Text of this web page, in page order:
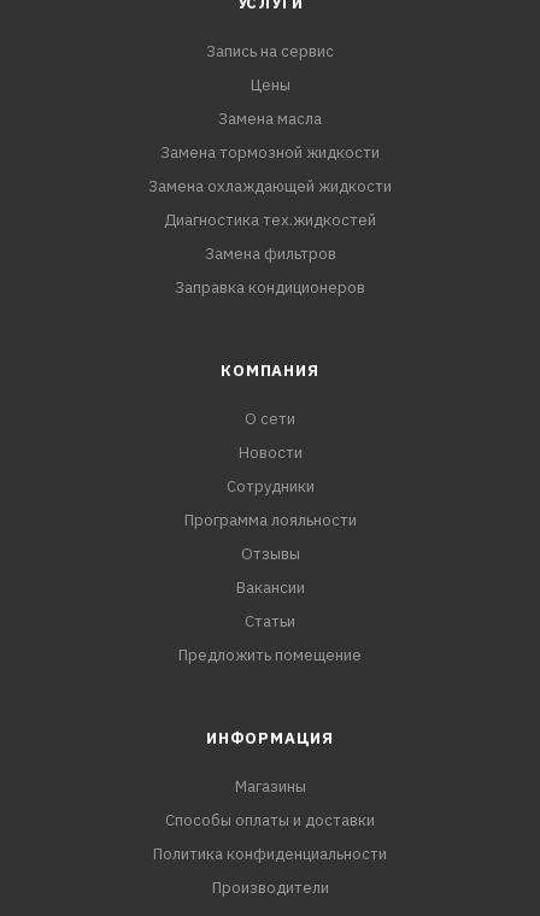
Запись на сервис
Цены
Замена масла
Замена тормозной жидкости
Замена охлаждающей жидкости
Диагностика тех.жидкостей
Замена фильтров
Заправка кондиционеров
КОМПАНИЯ
О сети
Новости
Сотрудники
Программа лояльности
Отзывы
Вакансии
Статьи
Предложить помещение
ИНФОРМАЦИЯ
Магазины
Способы оплаты и доставки
Политика конфиденциальности
Производители